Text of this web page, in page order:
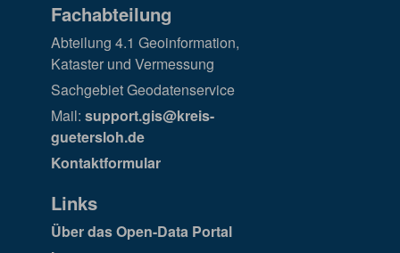
Fachabteilung
Abteilung 4.1 Geoinformation,
Kataster und Vermessung
Sachgebiet Geodatenservice
Mail: support.gis@kreis-
guetersloh.de
Kontaktformular
Links
Über das Open-Data Portal